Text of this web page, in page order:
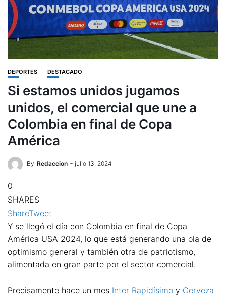
DEPORTES DESTACADO
Si estamos unidos jugamos
unidos, el comercial que une a
Colombia en final de Copa
América
By Redaccion julio 13, 2024
0
SHARES
ShareTweet
Y se llegó el día con Colombia en final de Copa
América USA 2024, lo que está generando una ola de
optimismo general y también otra de patriotismo,
alimentada en gran parte por el sector comercial.
Precisamente hace un mes Inter Rapidísimo y Cerveza